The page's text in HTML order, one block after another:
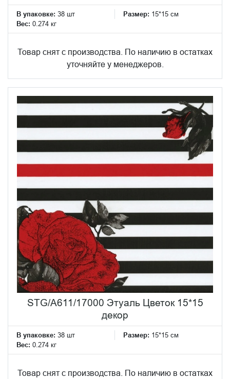
В упаковке: 38 шт Размер: 15*15 см
Вес: 0.274 кг
Товар снят с производства. По наличию в остатках
уточняйте у менеджеров.
STG/A611/17000 Этуаль Цветок 15*15
декор
В упаковке: 38 шт Размер: 15*15 см
Вес: 0.274 кг
Товар снят с производства. По наличию в остатках